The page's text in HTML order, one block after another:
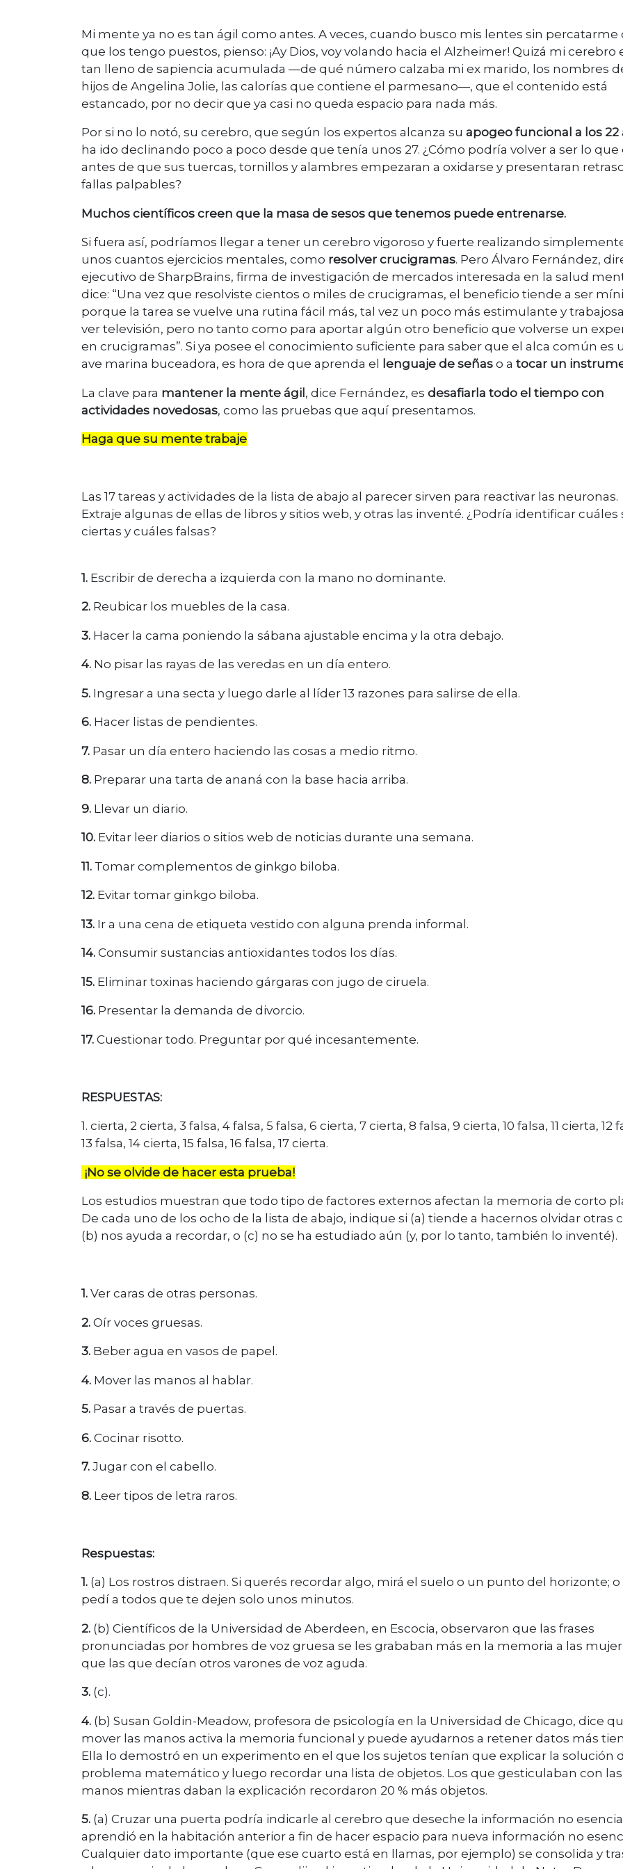
Mi mente ya no es tan ágil como antes. A veces, cuando busco mis lentes sin percatarme
que los tengo puestos, pienso: ¡Ay Dios, voy volando hacia el Alzheimer! Quizá mi cerebro
tan lleno de sapiencia acumulada —de qué número calzaba mi ex marido, los nombres
hijos de Angelina Jolie, las calorías que contiene el parmesano—, que el contenido está
estancado, por no decir que ya casi no queda espacio para nada más.
Por si no lo notó, su cerebro, que según los expertos alcanza su apogeo funcional a los 22
ha ido declinando poco a poco desde que tenía unos 27. ¿Cómo podría volver a ser lo que
antes de que sus tuercas, tornillos y alambres empezaran a oxidarse y presentaran
fallas palpables?
Muchos científicos creen que la masa de sesos que tenemos puede entrenarse.
Si fuera así, podríamos llegar a tener un cerebro vigoroso y fuerte realizando
unos cuantos ejercicios mentales, como resolver crucigramas. Pero Álvaro Fernández,
ejecutivo de SharpBrains, firma de investigación de mercados interesada en la salud
dice: “Una vez que resolviste cientos o miles de crucigramas, el beneficio tiende a ser
porque la tarea se vuelve una rutina fácil más, tal vez un poco más estimulante y
ver televisión, pero no tanto como para aportar algún otro beneficio que volverse un
en crucigramas”. Si ya posee el conocimiento suficiente para saber que el alca común es
ave marina buceadora, es hora de que aprenda el
lenguaje de señas o a tocar un
La clave para mantener la mente ágil, dice Fernández, es desafiarla todo el tiempo con
actividades novedosas, como las pruebas que aquí presentamos.
Haga que su mente trabaje
Las 17 tareas y actividades de la lista de abajo al parecer sirven para reactivar las neuronas.
Extraje algunas de ellas de libros y sitios web, y otras las inventé. ¿Podría identificar cuáles
ciertas y cuáles falsas?
1. Escribir de derecha a izquierda con la mano no dominante.
2. Reubicar los muebles de la casa.
3. Hacer la cama poniendo la sábana ajustable encima y la otra debajo.
4. No pisar las rayas de las veredas en un día entero.
5. Ingresar a una secta y luego darle al líder 13 razones para salirse de ella.
6. Hacer listas de pendientes.
7. Pasar un día entero haciendo las cosas a medio ritmo.
8. Preparar una tarta de ananá con la base hacia arriba.
9. Llevar un diario.
10. Evitar leer diarios o sitios web de noticias durante una semana.
11. Tomar complementos de ginkgo biloba.
12. Evitar tomar ginkgo biloba.
13. Ir a una cena de etiqueta vestido con alguna prenda informal.
14. Consumir sustancias antioxidantes todos los días.
15. Eliminar toxinas haciendo gárgaras con jugo de ciruela.
16. Presentar la demanda de divorcio.
17. Cuestionar todo. Preguntar por qué incesantemente.
RESPUESTAS:
1. cierta, 2 cierta, 3 falsa, 4 falsa, 5 falsa, 6 cierta, 7 cierta, 8 falsa, 9 cierta, 10 falsa, 11 cierta, 12
13 falsa, 14 cierta, 15 falsa, 16 falsa, 17 cierta.
¡No se olvide de hacer esta prueba!
Los estudios muestran que todo tipo de factores externos afectan la memoria de corto
De cada uno de los ocho de la lista de abajo, indique si (a) tiende a hacernos olvidar otras
(b) nos ayuda a recordar, o (c) no se ha estudiado aún (y, por lo tanto, también lo inventé).
1. Ver caras de otras personas.
2. Oír voces gruesas.
3. Beber agua en vasos de papel.
4. Mover las manos al hablar.
5. Pasar a través de puertas.
6. Cocinar risotto.
7. Jugar con el cabello.
8. Leer tipos de letra raros.
Respuestas:
1. (a) Los rostros distraen. Si querés recordar algo, mirá el suelo o un punto del horizonte; o
pedí a todos que te dejen solo unos minutos.
2. (b) Científicos de la Universidad de Aberdeen, en Escocia, observaron que las frases
pronunciadas por hombres de voz gruesa se les grababan más en la memoria a las
que las que decían otros varones de voz aguda.
3. (c).
4. (b) Susan Goldin-Meadow, profesora de psicología en la Universidad de Chicago, dice
mover las manos activa la memoria funcional y puede ayudarnos a retener datos más
Ella lo demostró en un experimento en el que los sujetos tenían que explicar la solución
problema matemático y luego recordar una lista de objetos. Los que gesticulaban con las
manos mientras daban la explicación recordaron 20 % más objetos.
5. (a) Cruzar una puerta podría indicarle al cerebro que deseche la información no
aprendió en la habitación anterior a fin de hacer espacio para nueva información no
Cualquier dato importante (que ese cuarto está en llamas, por ejemplo) se consolida y